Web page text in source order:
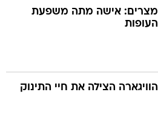
מצרים: אישה מתה משפעת
העופות
הוויגארה הצילה את חיי התינוק